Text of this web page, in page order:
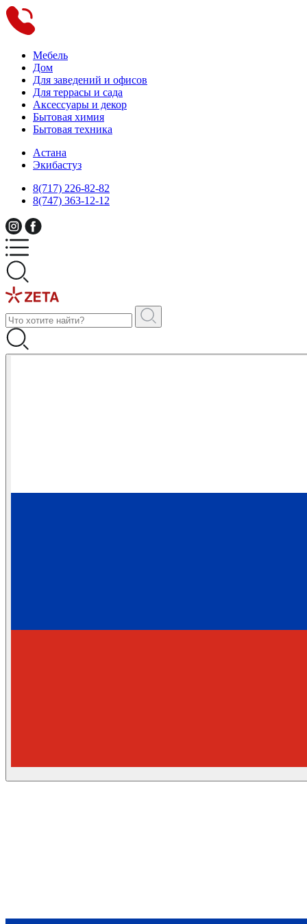
Мебель
Дом
Для заведений и офисов
Для террасы и сада
Аксессуары и декор
Бытовая химия
Бытовая техника
Астана
Экибастуз
8(717) 226-82-82
8(747) 363-12-12